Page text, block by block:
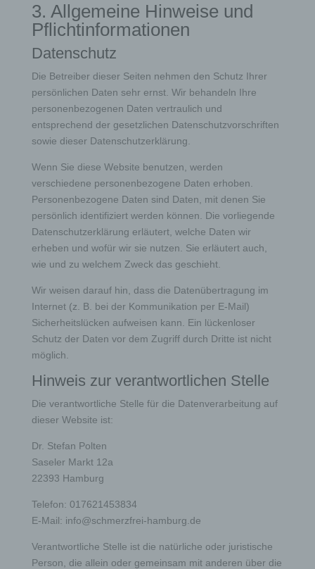
3. Allgemeine Hinweise und
Pflicht­informationen
Datenschutz
Die Betreiber dieser Seiten nehmen den Schutz Ihrer
persönlichen Daten sehr ernst. Wir behandeln Ihre
personenbezogenen Daten vertraulich und
entsprechend der gesetzlichen Datenschutzvorschriften
sowie dieser Datenschutzerklärung.
Wenn Sie diese Website benutzen, werden
verschiedene personenbezogene Daten erhoben.
Personenbezogene Daten sind Daten, mit denen Sie
persönlich identifiziert werden können. Die vorliegende
Datenschutzerklärung erläutert, welche Daten wir
erheben und wofür wir sie nutzen. Sie erläutert auch,
wie und zu welchem Zweck das geschieht.
Wir weisen darauf hin, dass die Datenübertragung im
Internet (z. B. bei der Kommunikation per E-Mail)
Sicherheitslücken aufweisen kann. Ein lückenloser
Schutz der Daten vor dem Zugriff durch Dritte ist nicht
möglich.
Hinweis zur verantwortlichen Stelle
Die verantwortliche Stelle für die Datenverarbeitung auf
dieser Website ist:
Dr. Stefan Polten
Saseler Markt 12a
22393 Hamburg
Telefon: 017621453834
E-Mail: info@schmerzfrei-hamburg.de
Verantwortliche Stelle ist die natürliche oder juristische
Person, die allein oder gemeinsam mit anderen über die